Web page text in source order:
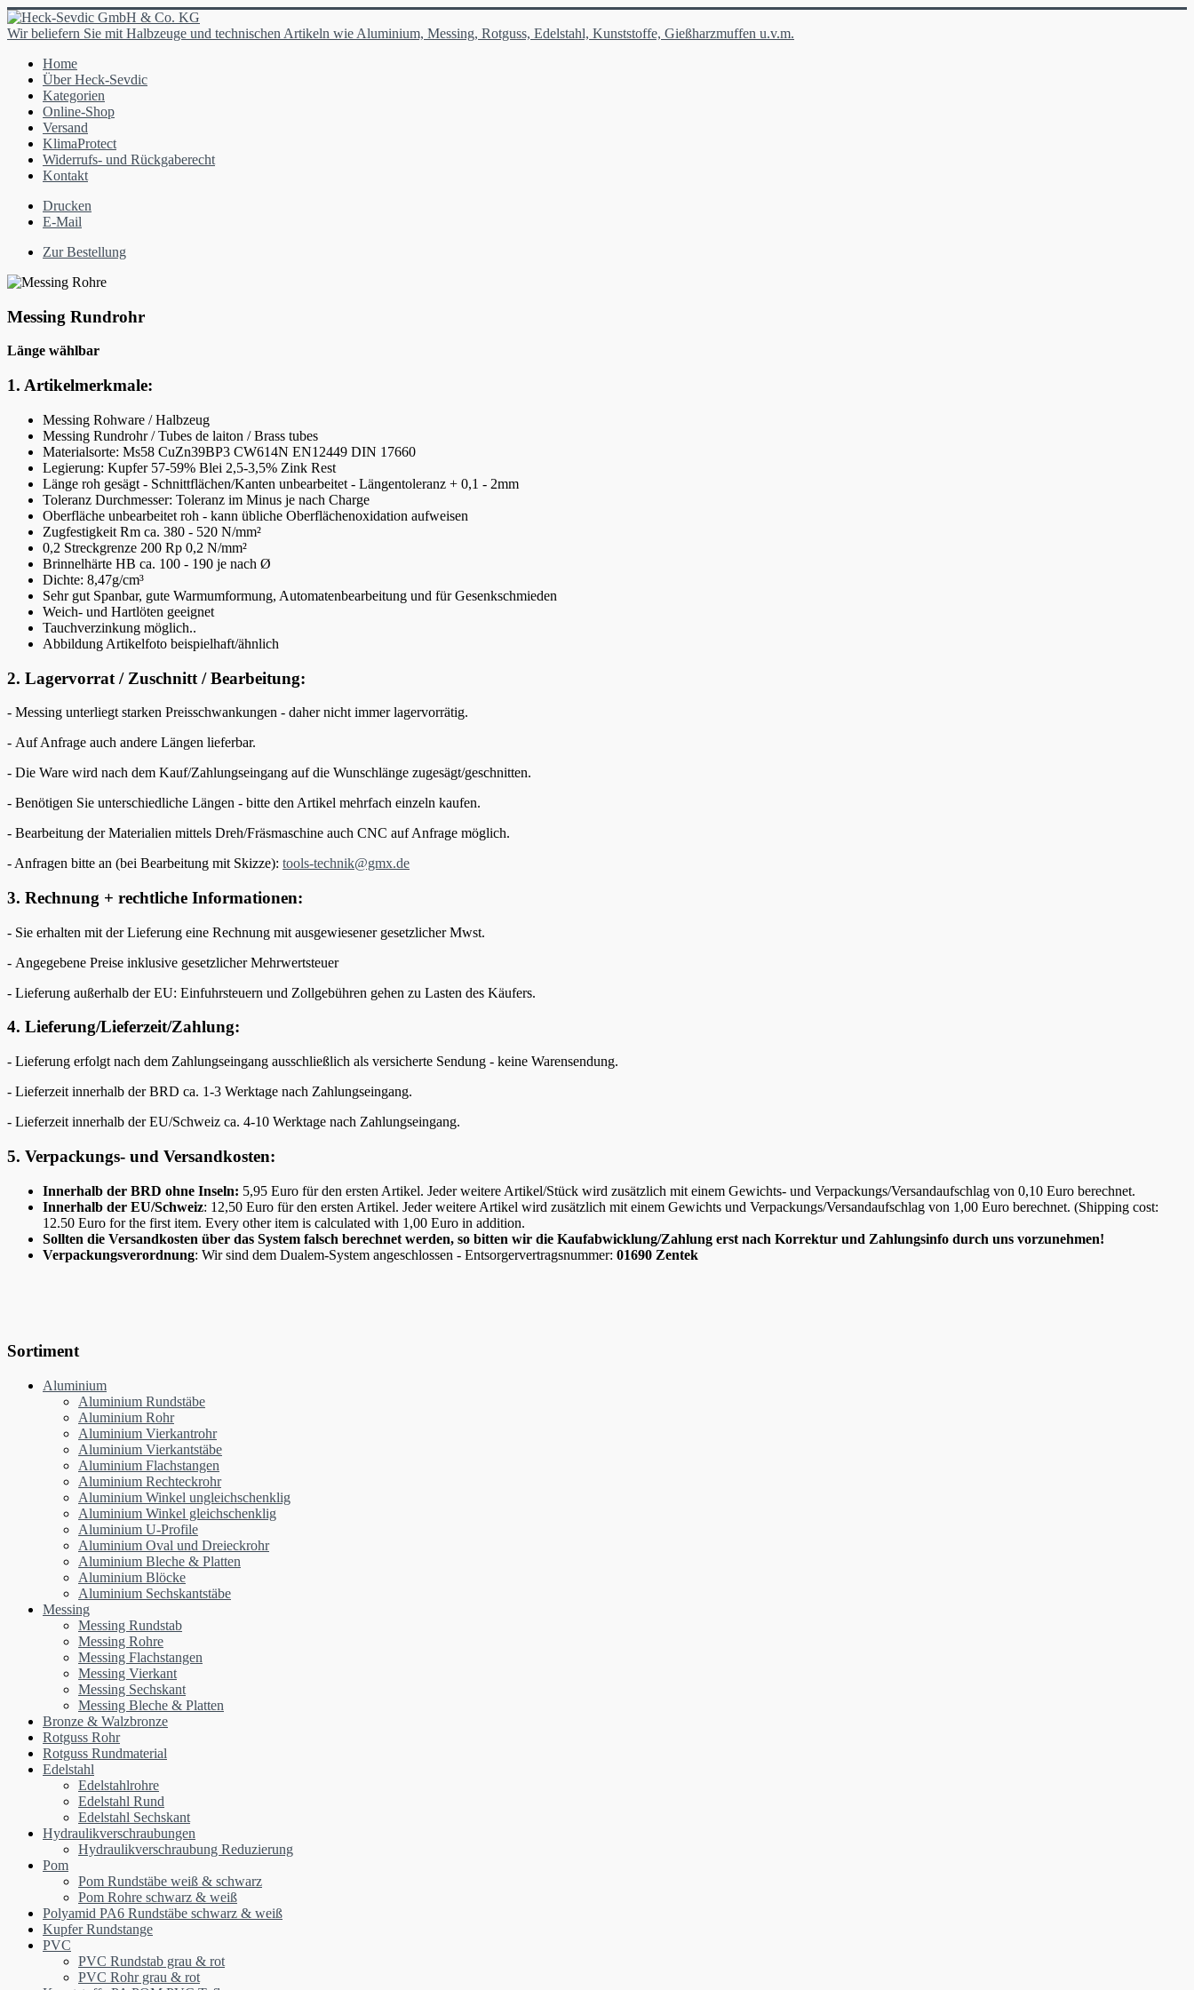
Wir beliefern Sie mit Halbzeuge und technischen Artikeln wie Aluminium, Messing, Rotguss, Edelstahl, Kunststoffe, Gießharzmuffen u.v.m.
Home
Über Heck-Sevdic
Kategorien
Online-Shop
Versand
KlimaProtect
Widerrufs- und Rückgaberecht
Kontakt
Drucken
E-Mail
Zur Bestellung
Messing Rundrohr
Länge wählbar
1. Artikelmerkmale:
Messing Rohware / Halbzeug
Messing Rundrohr / Tubes de laiton / Brass tubes
Materialsorte: Ms58 CuZn39BP3 CW614N EN12449 DIN 17660
Legierung: Kupfer 57-59% Blei 2,5-3,5% Zink Rest
Länge roh gesägt - Schnittflächen/Kanten unbearbeitet - Längentoleranz + 0,1 - 2mm
Toleranz Durchmesser: Toleranz im Minus je nach Charge
Oberfläche unbearbeitet roh - kann übliche Oberflächenoxidation aufweisen
Zugfestigkeit Rm ca. 380 - 520 N/mm²
0,2 Streckgrenze 200 Rp 0,2 N/mm²
Brinnelhärte HB ca. 100 - 190 je nach Ø
Dichte: 8,47g/cm³
Sehr gut Spanbar, gute Warmumformung, Automatenbearbeitung und für Gesenkschmieden
Weich- und Hartlöten geeignet
Tauchverzinkung möglich..
Abbildung Artikelfoto beispielhaft/ähnlich
2. Lagervorrat / Zuschnitt / Bearbeitung:
- Messing unterliegt starken Preisschwankungen - daher nicht immer lagervorrätig.
- Auf Anfrage auch andere Längen lieferbar.
- Die Ware wird nach dem Kauf/Zahlungseingang auf die Wunschlänge zugesägt/geschnitten.
- Benötigen Sie unterschiedliche Längen - bitte den Artikel mehrfach einzeln kaufen.
- Bearbeitung der Materialien mittels Dreh/Fräsmaschine auch CNC auf Anfrage möglich.
- Anfragen bitte an (bei Bearbeitung mit Skizze): tools-technik@gmx.de
3. Rechnung + rechtliche Informationen:
- Sie erhalten mit der Lieferung eine Rechnung mit ausgewiesener gesetzlicher Mwst.
- Angegebene Preise inklusive gesetzlicher Mehrwertsteuer
- Lieferung außerhalb der EU: Einfuhrsteuern und Zollgebühren gehen zu Lasten des Käufers.
4. Lieferung/Lieferzeit/Zahlung:
- Lieferung erfolgt nach dem Zahlungseingang ausschließlich als versicherte Sendung - keine Warensendung.
- Lieferzeit innerhalb der BRD ca. 1-3 Werktage nach Zahlungseingang.
- Lieferzeit innerhalb der EU/Schweiz ca. 4-10 Werktage nach Zahlungseingang.
5. Verpackungs- und Versandkosten:
Innerhalb der BRD ohne Inseln: 5,95 Euro für den ersten Artikel. Jeder weitere Artikel/Stück wird zusätzlich mit einem Gewichts- und Verpackungs/Versandaufschlag von 0,10 Euro berechnet.
Innerhalb der EU/Schweiz: 12,50 Euro für den ersten Artikel. Jeder weitere Artikel wird zusätzlich mit einem Gewichts und Verpackungs/Versandaufschlag von 1,00 Euro berechnet. (Shipping cost:
12.50 Euro for the first item. Every other item is calculated with 1,00 Euro in addition.
Sollten die Versandkosten über das System falsch berechnet werden, so bitten wir die Kaufabwicklung/Zahlung erst nach Korrektur und Zahlungsinfo durch uns vorzunehmen!
Verpackungsverordnung: Wir sind dem Dualem-System angeschlossen - Entsorgervertragsnummer: 01690 Zentek
Sortiment
Aluminium
Aluminium Rundstäbe
Aluminium Rohr
Aluminium Vierkantrohr
Aluminium Vierkantstäbe
Aluminium Flachstangen
Aluminium Rechteckrohr
Aluminium Winkel ungleichschenklig
Aluminium Winkel gleichschenklig
Aluminium U-Profile
Aluminium Oval und Dreieckrohr
Aluminium Bleche & Platten
Aluminium Blöcke
Aluminium Sechskantstäbe
Messing
Messing Rundstab
Messing Rohre
Messing Flachstangen
Messing Vierkant
Messing Sechskant
Messing Bleche & Platten
Bronze & Walzbronze
Rotguss Rohr
Rotguss Rundmaterial
Edelstahl
Edelstahlrohre
Edelstahl Rund
Edelstahl Sechskant
Hydraulikverschraubungen
Hydraulikverschraubung Reduzierung
Pom
Pom Rundstäbe weiß & schwarz
Pom Rohre schwarz & weiß
Polyamid PA6 Rundstäbe schwarz & weiß
Kupfer Rundstange
PVC
PVC Rundstab grau & rot
PVC Rohr grau & rot